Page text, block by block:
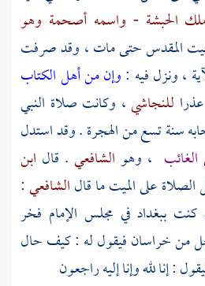
الحبشة- واسمه أصحمة وهو
المقدسحتى مات ، وقد صرفت
، ونزل فيه :وإن من أهل الكتاب
للنجاشي، وكانت صلاة النبي
سنة تسع من الهجرة . وقد استدل
، وهو الشافعي . قال ابن
على الميت ما قالالشافعي:
كنت ببغداد في مجلس الإمام فخر
منخراسانفيقول له : كيف حال
: إنا لله وإنا إليه راجعون